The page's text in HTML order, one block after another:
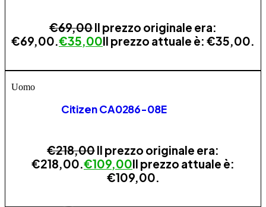
€69,00Il prezzo originale era:
€69,00.€35,00Il prezzo attuale è: €35,00.
Uomo
Citizen CA0286-08E
€218,00Il prezzo originale era:
€218,00.€109,00Il prezzo attuale è:
€109,00.